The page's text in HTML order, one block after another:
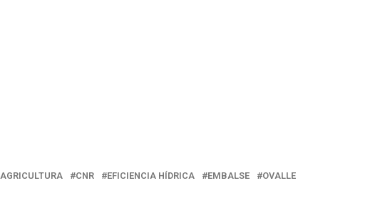
AGRICULTURA CNR EFICIENCIA HÍDRICA EMBALSE OVALLE